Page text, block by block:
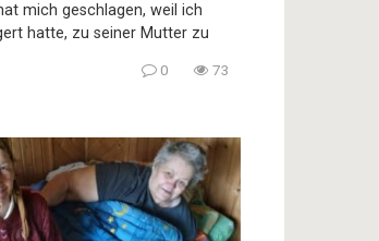
mich geschlagen, weil ich
hatte, zu seiner Mutter zu
0 73